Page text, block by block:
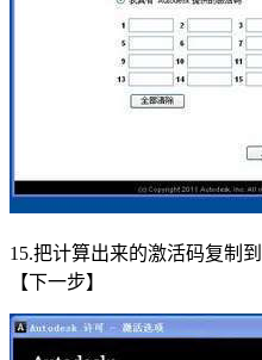
15.把计算出来的激活码复制
【下一步】